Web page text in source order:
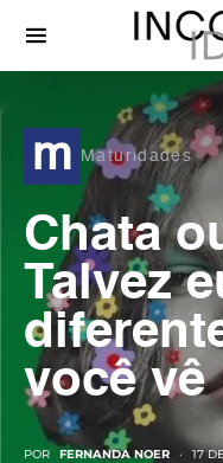
m Maturidades
Chata
Talvez
você vê
POR FERNANDA NOER
17